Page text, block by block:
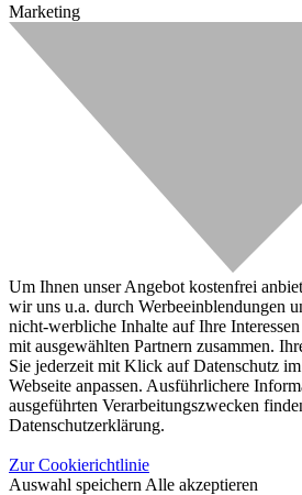
Marketing
Um Ihnen unser Angebot kostenfrei
wir uns u.a. durch Werbeeinblendungen
nicht-werbliche Inhalte auf Ihre
mit ausgewählten Partnern zusammen.
Sie jederzeit mit Klick auf Datenschutz
Webseite anpassen. Ausführlichere
ausgeführten Verarbeitungszwecken
Datenschutzerklärung.
Zur Cookierichtlinie
Auswahl speichern Alle akzeptieren